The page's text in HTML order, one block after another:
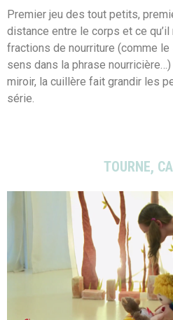
Premier jeu des tout petits,
distance entre le corps et ce
fractions de nourriture (comme
sens dans la phrase
miroir, la cuillère fait grandir les
série.
TOURNE,